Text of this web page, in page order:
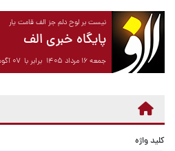
نیست بر لوح دلم جز الف قامت یار
پایگاه خبری الف
جمعه ۱۶ مرداد ۱۴۰۵ برابر با ۰۷ آگوست ۲۰۲۶
کلید واژه